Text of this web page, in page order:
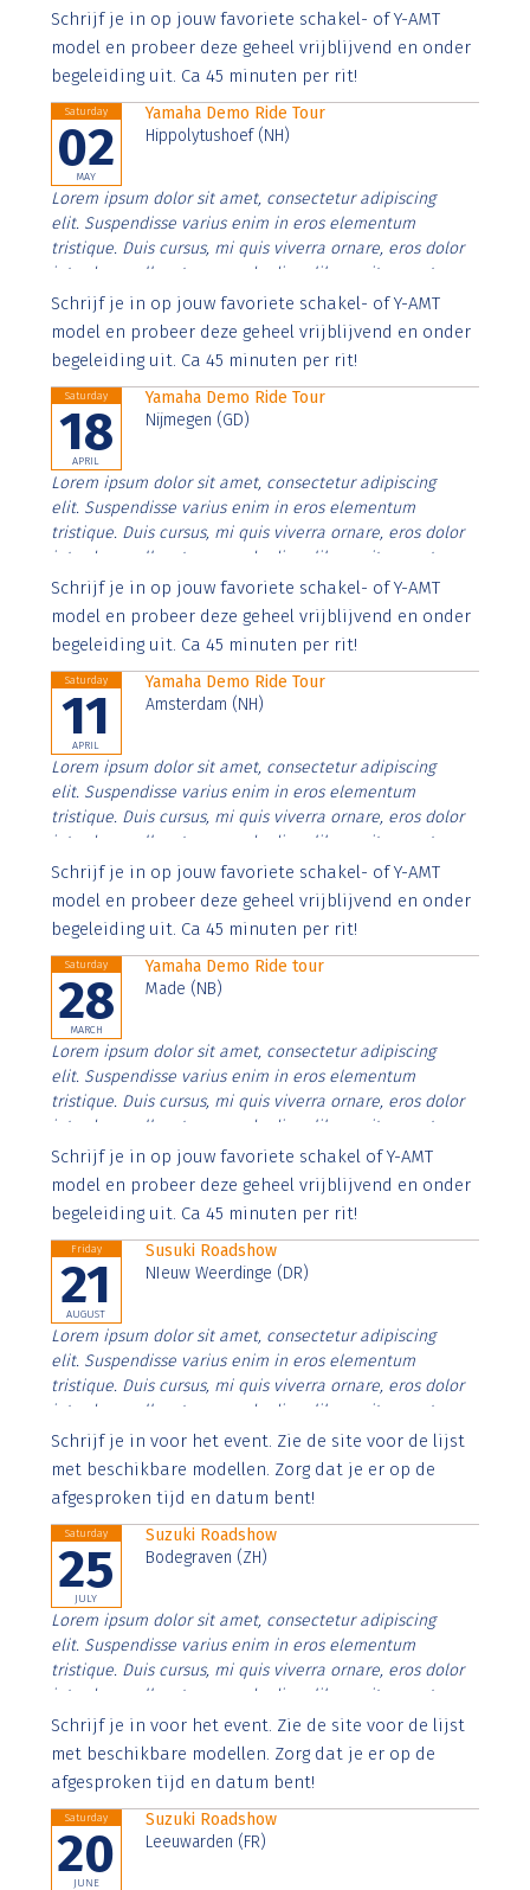
Aenean faucibus nibh et justo cursus id rutrum lorem
imperdiet. Nunc ut sem vitae risus tristique posuere.
Schrijf je in op jouw favoriete schakel- of Y-AMT
model en probeer deze geheel vrijblijvend en onder
begeleiding uit. Ca 45 minuten per rit!
Saturday
02
MAY
Yamaha Demo Ride Tour
Hippolytushoef (NH)
Lorem ipsum dolor sit amet, consectetur adipiscing
elit. Suspendisse varius enim in eros elementum
tristique. Duis cursus, mi quis viverra ornare, eros dolor
interdum nulla, ut commodo diam libero vitae erat.
Aenean faucibus nibh et justo cursus id rutrum lorem
imperdiet. Nunc ut sem vitae risus tristique posuere.
Schrijf je in op jouw favoriete schakel- of Y-AMT
model en probeer deze geheel vrijblijvend en onder
begeleiding uit. Ca 45 minuten per rit!
Saturday
18
APRIL
Yamaha Demo Ride Tour
Nijmegen (GD)
Lorem ipsum dolor sit amet, consectetur adipiscing
elit. Suspendisse varius enim in eros elementum
tristique. Duis cursus, mi quis viverra ornare, eros dolor
interdum nulla, ut commodo diam libero vitae erat.
Aenean faucibus nibh et justo cursus id rutrum lorem
imperdiet. Nunc ut sem vitae risus tristique posuere.
Schrijf je in op jouw favoriete schakel- of Y-AMT
model en probeer deze geheel vrijblijvend en onder
begeleiding uit. Ca 45 minuten per rit!
Saturday
11
APRIL
Yamaha Demo Ride Tour
Amsterdam (NH)
Lorem ipsum dolor sit amet, consectetur adipiscing
elit. Suspendisse varius enim in eros elementum
tristique. Duis cursus, mi quis viverra ornare, eros dolor
interdum nulla, ut commodo diam libero vitae erat.
Aenean faucibus nibh et justo cursus id rutrum lorem
imperdiet. Nunc ut sem vitae risus tristique posuere.
Schrijf je in op jouw favoriete schakel- of Y-AMT
model en probeer deze geheel vrijblijvend en onder
begeleiding uit. Ca 45 minuten per rit!
Saturday
28
MARCH
Yamaha Demo Ride tour
Made (NB)
Lorem ipsum dolor sit amet, consectetur adipiscing
elit. Suspendisse varius enim in eros elementum
tristique. Duis cursus, mi quis viverra ornare, eros dolor
interdum nulla, ut commodo diam libero vitae erat.
Aenean faucibus nibh et justo cursus id rutrum lorem
imperdiet. Nunc ut sem vitae risus tristique posuere.
Schrijf je in op jouw favoriete schakel of Y-AMT
model en probeer deze geheel vrijblijvend en onder
begeleiding uit. Ca 45 minuten per rit!
Friday
21
AUGUST
Susuki Roadshow
NIeuw Weerdinge (DR)
Lorem ipsum dolor sit amet, consectetur adipiscing
elit. Suspendisse varius enim in eros elementum
tristique. Duis cursus, mi quis viverra ornare, eros dolor
interdum nulla, ut commodo diam libero vitae erat.
Aenean faucibus nibh et justo cursus id rutrum lorem
imperdiet. Nunc ut sem vitae risus tristique posuere.
Schrijf je in voor het event. Zie de site voor de lijst
met beschikbare modellen. Zorg dat je er op de
afgesproken tijd en datum bent!
Saturday
25
JULY
Suzuki Roadshow
Bodegraven (ZH)
Lorem ipsum dolor sit amet, consectetur adipiscing
elit. Suspendisse varius enim in eros elementum
tristique. Duis cursus, mi quis viverra ornare, eros dolor
interdum nulla, ut commodo diam libero vitae erat.
Aenean faucibus nibh et justo cursus id rutrum lorem
imperdiet. Nunc ut sem vitae risus tristique posuere.
Schrijf je in voor het event. Zie de site voor de lijst
met beschikbare modellen. Zorg dat je er op de
afgesproken tijd en datum bent!
Saturday
20
JUNE
Suzuki Roadshow
Leeuwarden (FR)